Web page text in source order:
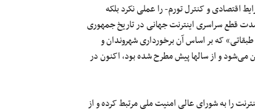
اقتصادی و کنترل تورم- را عملی نکرد بلکه
قطع سراسری اینترنت جهانی در تاریخ جمهوری
که بر اساس آن برخورداری شهروندان و
و از سالها پیش مطرح شده بود، اکنون در
را به شورای عالی امنیت ملی مرتبط کرده و از